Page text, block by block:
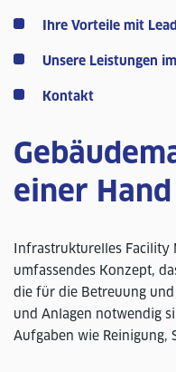
Ihre Vorteile mit
Unsere Leistungen
Kontakt
einer Hand
Infrastrukturelles Facility
umfassendes Konzept,
die für die Betreuung
und Anlagen notwendig
Aufgaben wie Reinigung,